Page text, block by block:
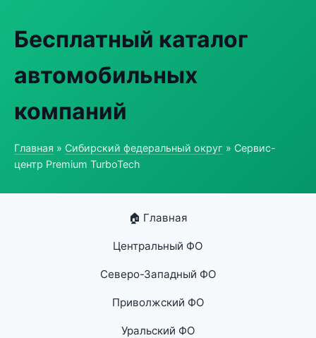
Бесплатный каталог
автомобильных
компаний
Главная » Сибирский федеральный округ » Сервис-
центр Premium TurboTech
🏠 Главная
Центральный ФО
Северо-Западный ФО
Приволжский ФО
Уральский ФО